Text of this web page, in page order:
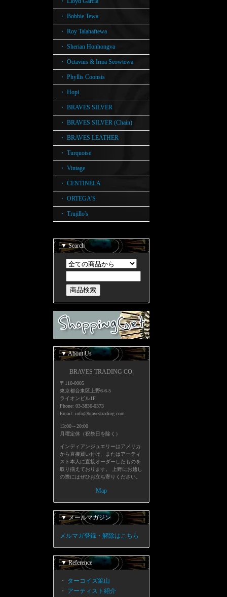
・ Bobbie Tewa
・ Roy Talahaftewa
・ Sherian Honhongva
・ Octavius & Irma Seowtewa
・ Phyllis Coonsis
・ Hopi
・ BRAVES SILVER
・ BRAVES SILVER (Chain)
・ BRAVES LEATHER
・ Turquoise
・ Vintage
・ CENTINELA
・ ORTEGA'S
・ Trujillo's
▼ Search
▼ About Us
BRAVES TRADING CO.
〒110-0005
東京都台東区上野6-6-5
ライオンビル1F
Phone: 03-3836-0373
Email: info@bravestrading.com
13:00～20:00
月曜定休（祝祭日を除く）
インディアンジュエリーはアメリカ
から直接買い付け、またはアーティ
スト本人に直接オーダーしたものを
取り揃えております。 上野にお越し
の際にはぜひお立ち寄りください。
Map
▼ メールマガジン
メルマガ登録・解除はこちら
▼ Reference
・ ターコイズ鉱山
・ アーティスト紹介